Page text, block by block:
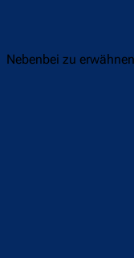
Nebenbei zu